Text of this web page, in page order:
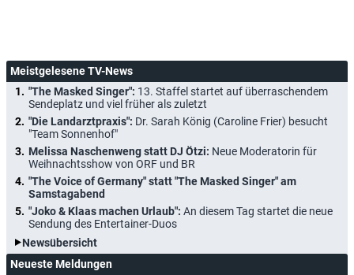
Meistgelesene TV-News
"The Masked Singer": 13. Staffel startet auf überraschendem
Sendeplatz und viel früher als zuletzt
"Die Landarztpraxis": Dr. Sarah König (Caroline Frier) besucht
"Team Sonnenhof"
Melissa Naschenweng statt DJ Ötzi: Neue Moderatorin für
Weihnachtsshow von ORF und BR
"The Voice of Germany" statt "The Masked Singer" am
Samstagabend
"Joko & Klaas machen Urlaub": An diesem Tag startet die neue
Sendung des Entertainer-Duos
Newsübersicht
Neueste Meldungen